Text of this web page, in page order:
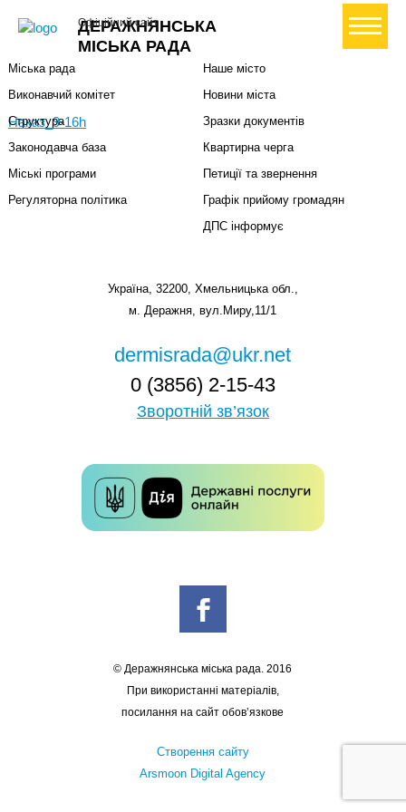
ДЕРАЖНЯНСЬКА
МІСЬКА РАДА
Офіційний сайт+ Створити петицію
Наказ_9-16h
Міський голова
Міська рада
Виконавчий комітет
Структура
Законодавча база
Міські програми
Регуляторна політика
Наше місто
Новини міста
Зразки документів
Квартирна черга
Петиції та звернення
Графік прийому громадян
ДПС інформує
Україна, 32200, Хмельницька обл.,
м. Деражня, вул.Миру,11/1
dermisrada@ukr.net
0 (3856) 2-15-43
Зворотній зв’язок
© Деражнянська міська рада. 2016
При використанні матеріалів,
посилання на сайт обов’язкове
Створення сайту
Arsmoon Digital Agency